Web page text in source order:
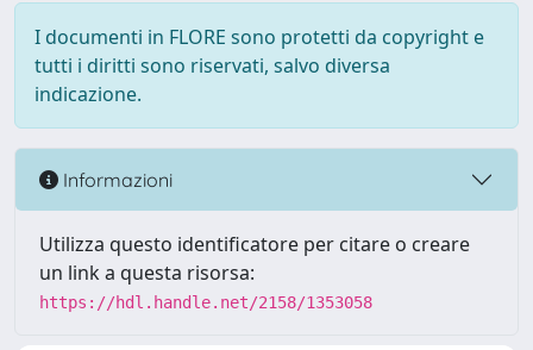
I documenti in FLORE sono protetti da copyright e
tutti i diritti sono riservati, salvo diversa
indicazione.
Informazioni
Utilizza questo identificatore per citare o creare
un link a questa risorsa:
https://hdl.handle.net/2158/1353058